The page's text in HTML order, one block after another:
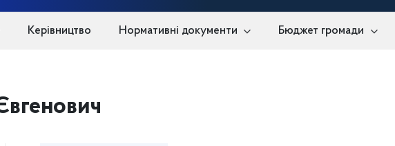
Керівництво Нормативні документи Бюджет громади